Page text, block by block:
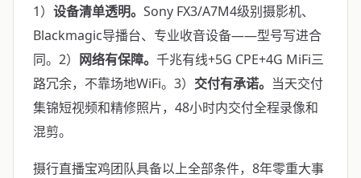
1） 设备清单透明。 Sony FX3/A7M4级别摄影机、
Blackmagic导播台、专业收音设备——型号写进合
同。2） 网络有保障。 千兆有线+5G CPE+4G MiFi三
路冗余，不靠场地WiFi。3） 交付有承诺。 当天交付
集锦短视频和精修照片，48小时内交付全程录像和
混剪。
摄行直播宝鸡团队具备以上全部条件，8年零重大事